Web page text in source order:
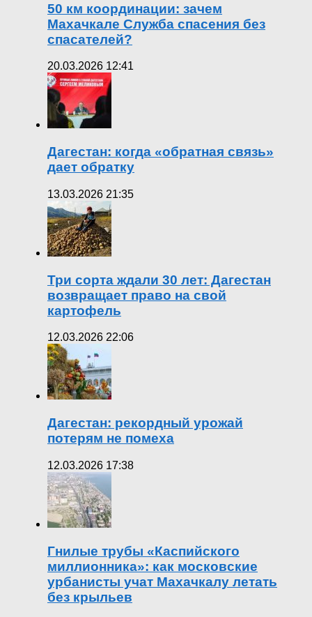
50 км координации: зачем
Махачкале Служба спасения без
спасателей?
20.03.2026 12:41
Дагестан: когда «обратная связь»
дает обратку
13.03.2026 21:35
Три сорта ждали 30 лет: Дагестан
возвращает право на свой
картофель
12.03.2026 22:06
Дагестан: рекордный урожай
потерям не помеха
12.03.2026 17:38
Гнилые трубы «Каспийского
миллионника»: как московские
урбанисты учат Махачкалу летать
без крыльев